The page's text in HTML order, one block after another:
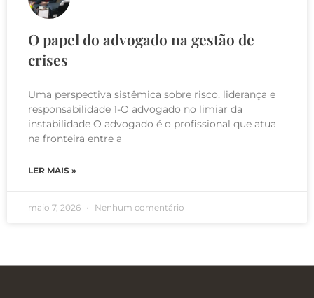
O papel do advogado na gestão de
crises
Uma perspectiva sistêmica sobre risco, liderança e
responsabilidade 1-O advogado no limiar da
instabilidade O advogado é o profissional que atua
na fronteira entre a
LER MAIS »
maio 7, 2026 Nenhum comentário